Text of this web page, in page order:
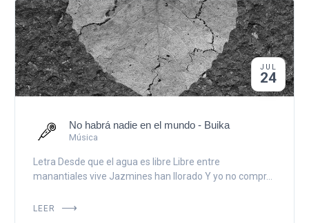
JUL
24
No habrá nadie en el mundo - Buika
Música
Letra Desde que el agua es libre Libre entre
manantiales vive Jazmines han llorado Y yo no compr...
LEER